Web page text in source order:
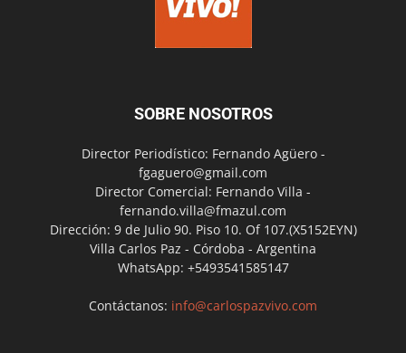
SOBRE NOSOTROS
Director Periodístico: Fernando Agüero -
fgaguero@gmail.com
Director Comercial: Fernando Villa -
fernando.villa@fmazul.com
Dirección: 9 de Julio 90. Piso 10. Of 107.(X5152EYN)
Villa Carlos Paz - Córdoba - Argentina
WhatsApp: +5493541585147
Contáctanos: info@carlospazvivo.com